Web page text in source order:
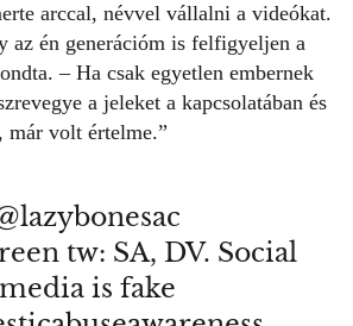
arccal, névvel vállalni a videókat.
az én generációm is felfigyeljen a
– Ha csak egyetlen embernek
a jeleket a kapcsolatában és
már volt értelme.”
tw: SA, DV. Social
media is fake